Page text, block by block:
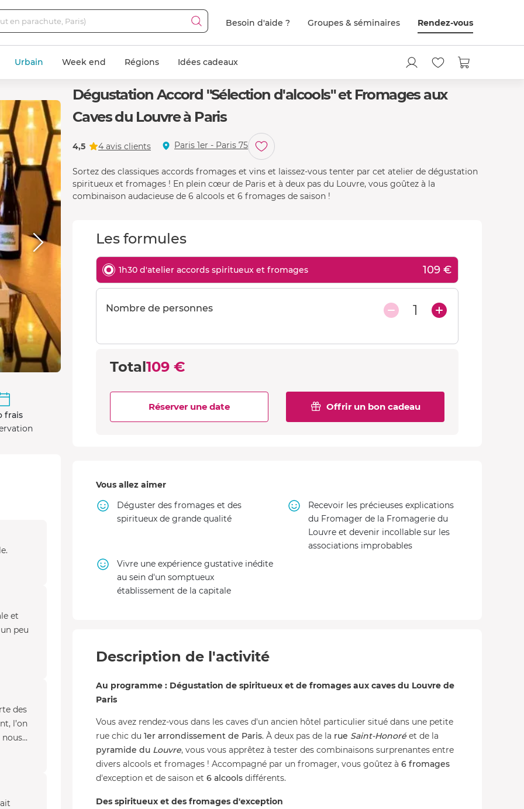
Besoin d'aide ? Groupes & séminaires Rendez-vous
Urbain Week end Régions Idées cadeaux
Dégustation Accord "Sélection d'alcools" et Fromages aux
Caves du Louvre à Paris
4,5 4 avis clients Paris 1er - Paris 75
Sortez des classiques accords fromages et vins et laissez-vous tenter par cet atelier de dégustation
spiritueux et fromages ! En plein cœur de Paris et à deux pas du Louvre, vous goûtez à la
combinaison audacieuse de 6 alcools et 6 fromages de saison !
Les formules
1h30 d'atelier accords spiritueux et fromages 109 €
Nombre de personnes 1
Total109 €
Offrir un bon cadeau
Réserver une date
Vous allez aimer
Déguster des fromages et des
spiritueux de grande qualité
Recevoir les précieuses explications
du Fromager de la Fromagerie du
Louvre et devenir incollable sur les
associations improbables
Vivre une expérience gustative inédite
au sein d'un somptueux
établissement de la capitale
Description de l'activité
Au programme : Dégustation de spiritueux et de fromages aux caves du Louvre de
Paris
Vous avez rendez-vous dans les caves d'un ancien hôtel particulier situé dans une petite
rue chic du 1er arrondissement de Paris. À deux pas de la rue Saint-Honoré et de la
pyramide du Louvre, vous vous apprêtez à tester des combinaisons surprenantes entre
divers alcools et fromages ! Accompagné par un fromager, vous goûtez à 6 fromages
d'exception et de saison et 6 alcools différents.
Des spiritueux et des fromages d'exception
frais
et
peu
des
l’on